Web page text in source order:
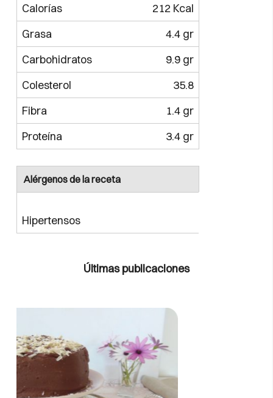
Calorías
212 Kcal
Grasa
4.4 gr
Carbohidratos
9.9 gr
Colesterol
35.8
Fibra
1.4 gr
Proteína
3.4 gr
Alérgenos de la receta
Hipertensos
Últimas publicaciones